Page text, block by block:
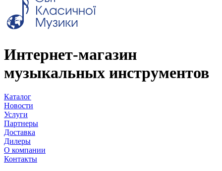
Интернет-магазин
музыкальных инструментов
Каталог
Новости
Услуги
Партнеры
Доставка
Дилеры
О компании
Контакты